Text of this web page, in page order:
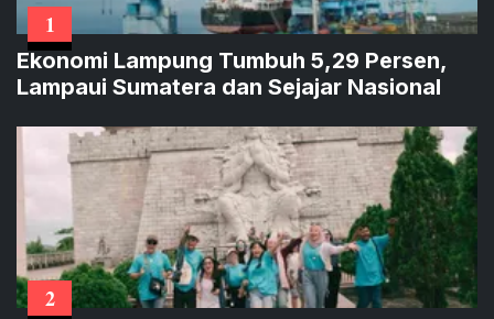
1
Ekonomi Lampung Tumbuh 5,29 Persen,
Lampaui Sumatera dan Sejajar Nasional
2